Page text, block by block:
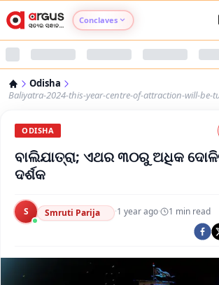
Conclaves
Argus Nari Shakti
Argus Health Connect
Argus Swaad Odisha
Argus Chalo Dekhein
Odisha
Baliyatra-2024-this-year-centre-of-attraction-will-be-
ODISHA
ବାଲିଯାତ୍ରା; ଏଥର ୩୦ରୁ ଅଧିକ
ଦର୍ଶକ
S Smruti Parija ·1 year ago· 1 min read